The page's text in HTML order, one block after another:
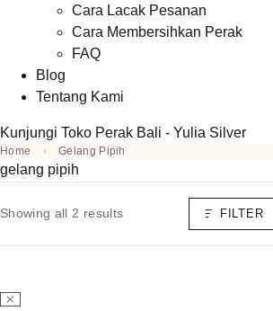
Cara Lacak Pesanan
Cara Membersihkan Perak
FAQ
Blog
Tentang Kami
Kunjungi Toko Perak Bali - Yulia Silver
Home Gelang Pipih
gelang pipih
Showing all 2 results FILTER